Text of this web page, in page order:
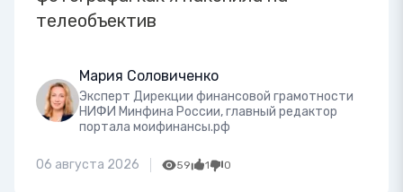
телеобъектив
Мария Соловиченко
Эксперт Дирекции финансовой грамотности
НИФИ Минфина России, главный редактор
портала моифинансы.рф
06 августа 2026 59 1 0